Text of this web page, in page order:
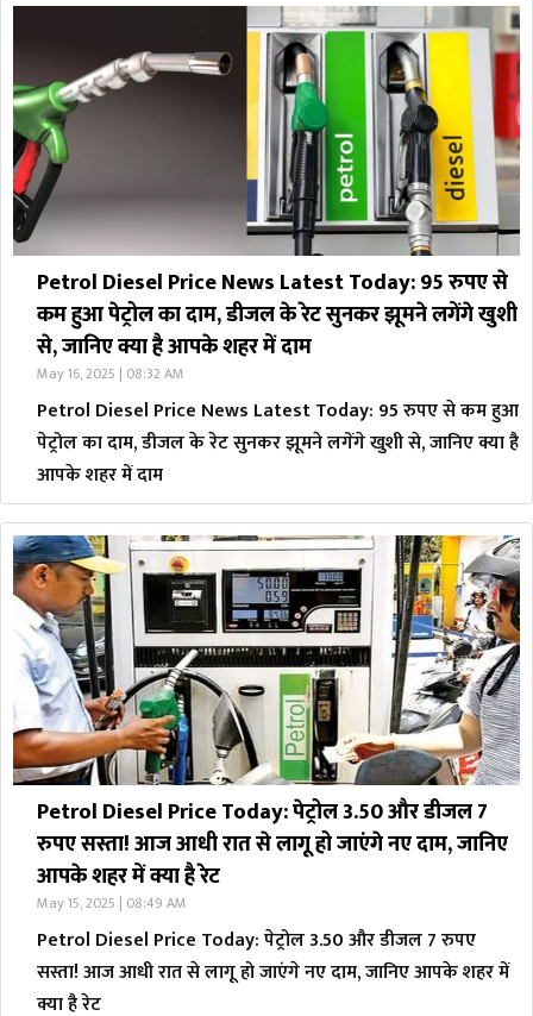
Petrol Diesel Price News Latest Today: 95 रुपए से
कम हुआ पेट्रोल का दाम, डीजल के रेट सुनकर झूमने लगेंगे खुशी
से, जानिए क्या है आपके शहर में दाम
May 16, 2025 | 08:32 AM
Petrol Diesel Price News Latest Today: 95 रुपए से कम हुआ
पेट्रोल का दाम, डीजल के रेट सुनकर झूमने लगेंगे खुशी से, जानिए क्या है
आपके शहर में दाम
Petrol Diesel Price Today: पेट्रोल 3.50 और डीजल 7
रुपए सस्ता! आज आधी रात से लागू हो जाएंगे नए दाम, जानिए
आपके शहर में क्या है रेट
May 15, 2025 | 08:49 AM
Petrol Diesel Price Today: पेट्रोल 3.50 और डीजल 7 रुपए
सस्ता! आज आधी रात से लागू हो जाएंगे नए दाम, जानिए आपके शहर में
क्या है रेट